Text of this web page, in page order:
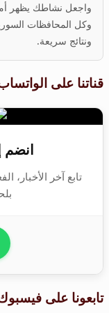
واجعل نشاطك يظهر
وكل المحافظات
ونتائج سريعة.
قناتنا على
انضم
تابع آخر الأخبار،
تابعونا على